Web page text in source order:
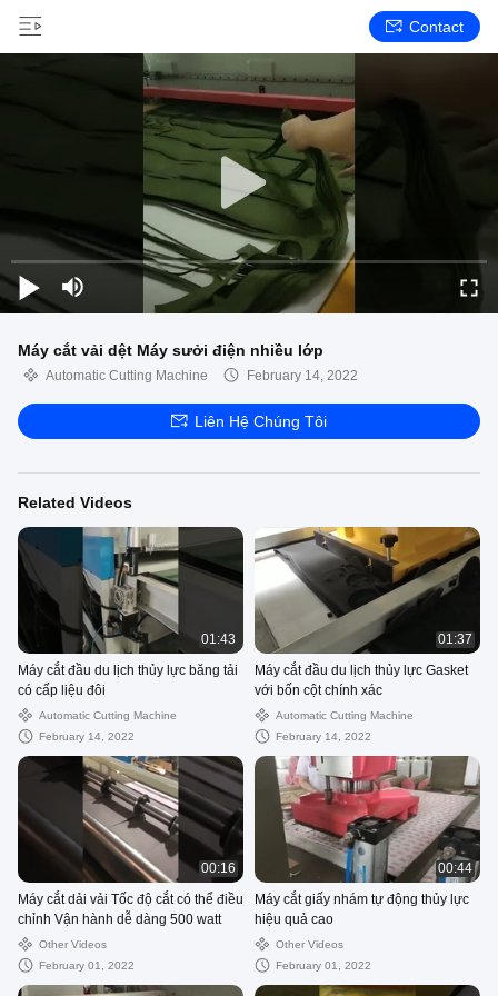
Contact
Máy cắt vải dệt Máy sưởi điện nhiều lớp
Automatic Cutting Machine February 14, 2022
Liên Hệ Chúng Tôi
Related Videos
01:43
Máy cắt đầu du lịch thủy lực băng tải
có cấp liệu đôi
Automatic Cutting Machine
February 14, 2022
01:37
Máy cắt đầu du lịch thủy lực Gasket
với bốn cột chính xác
Automatic Cutting Machine
February 14, 2022
00:16
Máy cắt dải vải Tốc độ cắt có thể điều
chỉnh Vận hành dễ dàng 500 watt
Other Videos
February 01, 2022
00:44
Máy cắt giấy nhám tự động thủy lực
hiệu quả cao
Other Videos
February 01, 2022